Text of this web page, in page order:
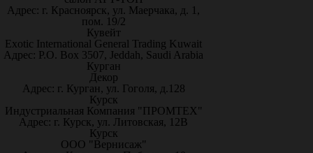
Адрес: г. Красноярск, ул. Маерчака, д. 1,
пом. 19/2
Кувейт
Exotic International General Trading Kuwait
Адрес: P.O. Box 3507, Jeddah, Saudi Arabia
Курган
Декор
Адрес: г. Курган, ул. Гоголя, д.128
Курск
Индустриальная Компания "ПРОМТЕХ"
Адрес: г. Курск, ул. Литовская, 12В
Курск
ООО "Вернисаж"